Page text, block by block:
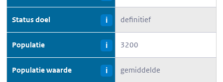
Status doel i definitief
Populatie i 3200
Populatie waarde i gemiddelde